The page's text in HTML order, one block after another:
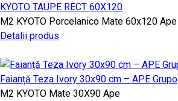
KYOTO TAUPE RECT 60X120
M2 KYOTO Porcelanico Mate 60x120 Ape
Detalii produs
Faianță Teza Ivory 30x90 cm – APE Grupo
M2 KYOTO Mate 30X90 Ape